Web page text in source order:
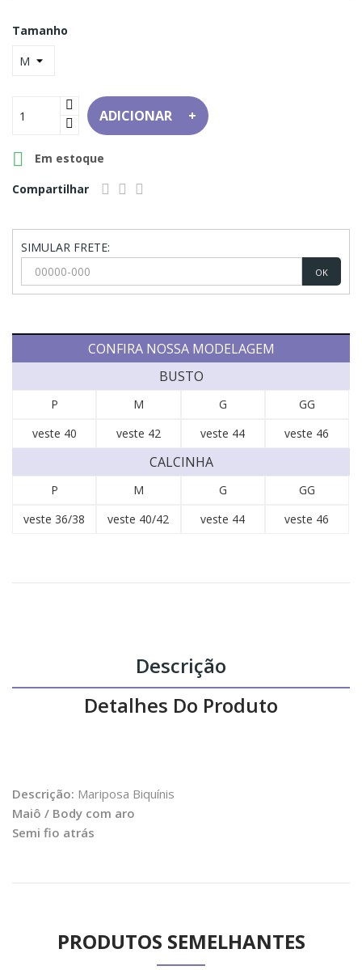
Tamanho
ADICIONAR
 Em estoque
Compartilhar
SIMULAR FRETE:
OK
CONFIRA NOSSA MODELAGEM
BUSTO
P M G
GG
veste 40
veste 42 veste 44 veste 46
CALCINHA
P M G
GG
veste 36/38
veste 40/42 veste 44 veste 46
Descrição
Detalhes Do Produto
Descrição: Mariposa Biquínis
Maiô / Body com aro
Semi fio atrás
PRODUTOS SEMELHANTES